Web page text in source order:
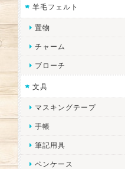
羊毛フェルト
置物
チャーム
ブローチ
文具
マスキングテープ
手帳
筆記用具
ペンケース